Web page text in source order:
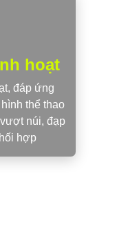
hoạt
đáp ứng
thể thao
núi, đạp
hợp